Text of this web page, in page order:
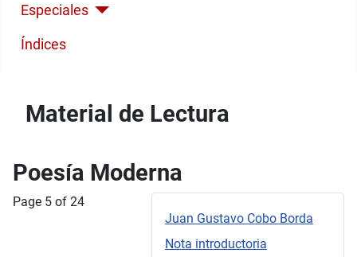
Especiales
Índices
Material de Lectura
Poesía Moderna
Juan Gustavo Cobo Borda
Nota introductoria
Page 5 of 24